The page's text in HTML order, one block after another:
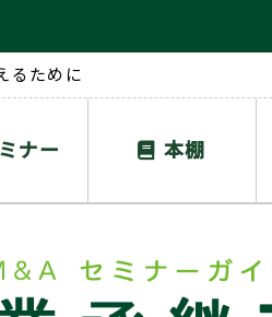
るために
ナー 本棚